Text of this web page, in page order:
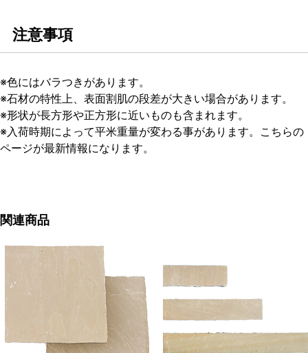
注意事項
※色にはバラつきがあります。
※石材の特性上、表面割肌の段差が大きい場合があります。
※形状が長方形や正方形に近いものも含まれます。
※入荷時期によって平米重量が変わる事があります。こちらの
ページが最新情報になります。
関連商品